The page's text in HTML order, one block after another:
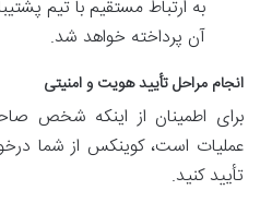
به ارتباط مستقیم با تیم
آن پرداخته خواهد شد.
انجام مراحل تأیید هویت و امنیتی
برای اطمینان از اینکه شخص
عملیات است، کوینکس از شما
تأیید کنید.